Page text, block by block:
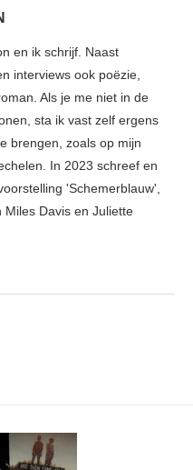
en ik schrijf. Naast
interviews ook poëzie,
Als je me niet in de
sta ik vast zelf ergens
brengen, zoals op mijn
In 2023 schreef en
'Schemerblauw',
Davis en Juliette